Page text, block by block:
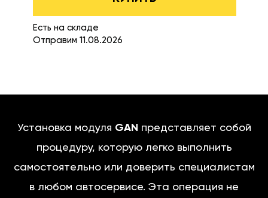
Есть на складе
Отправим 11.08.2026
Установка модуля GAN представляет собой
процедуру, которую легко выполнить
самостоятельно или доверить специалистам
в любом автосервисе. Эта операция не